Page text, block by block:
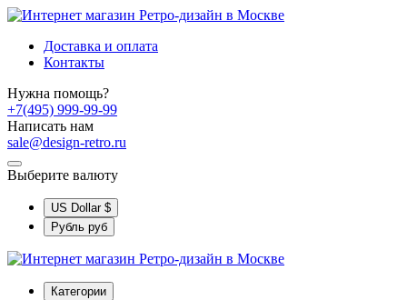
Доставка и оплата
Контакты
Нужна помощь?
+7(495) 999-99-99
Написать нам
sale@design-retro.ru
Выберите валюту
US Dollar $
Рубль руб
Категории